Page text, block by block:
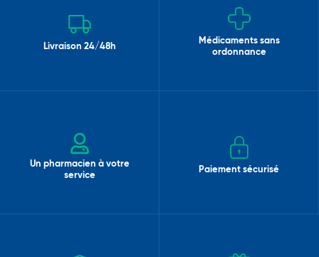
Livraison 24/48h
Médicaments sans
ordonnance
Un pharmacien à votre
service
Paiement sécurisé